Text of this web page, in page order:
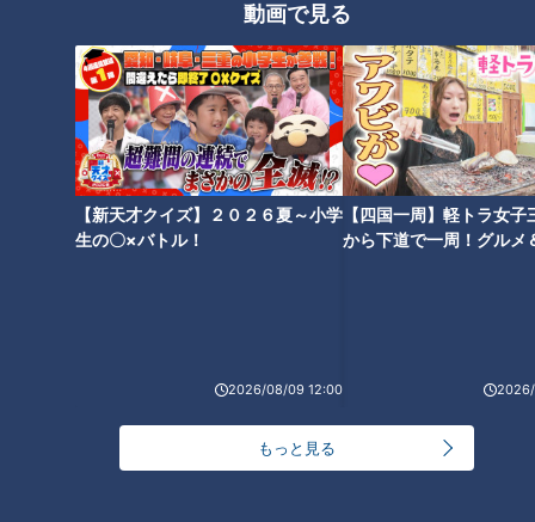
動画で見る
【新天才クイズ】２０２６夏～小学
生の〇×バトル！
2026/08/09 12:00
【四国一周】軽トラ女子
から下道で一周！グルメ
もっと見る
保阪尚希【スジナシ】サイレン
ト芝居最長！？鶴瓶「黙る勇気
っているんですよ」
三浦友和【スジナシ】超自然演
技に弄ばれる鶴瓶「飽きてんね
んて！」
タグ
鶴瓶のスジナシ